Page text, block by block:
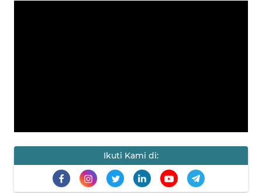
Ikuti Kami di: